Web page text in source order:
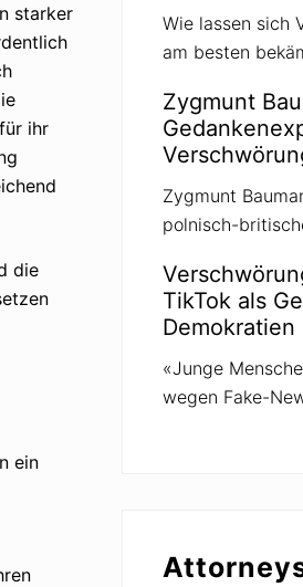
starker
ihr
die
ein
Wie lassen sich
am besten
Zygmunt
Zygmunt
polnisch-
TikTok als
Demokratien
«Junge
wegen Fake-